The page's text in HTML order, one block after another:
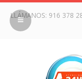
LLÁMANOS: 916 378